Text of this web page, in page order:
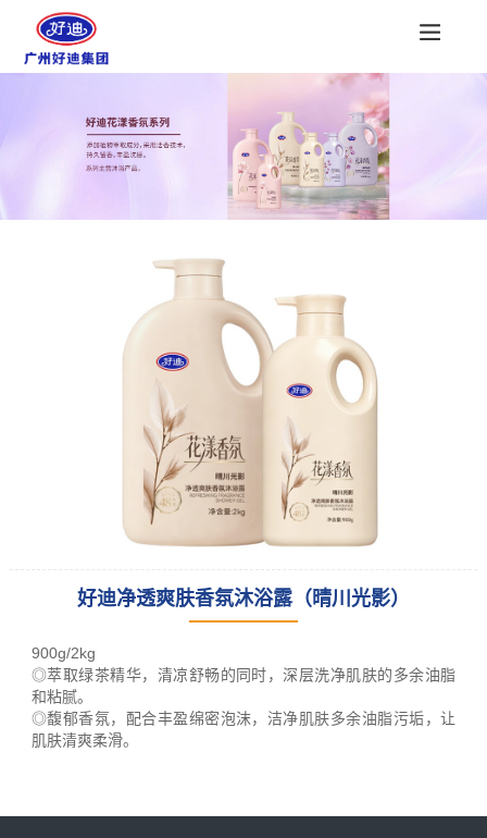
好迪净透爽肤香氛沐浴露（晴川光影）
and provider
900g/2kg
◎萃取绿茶精华，清凉舒畅的同时，深层洗净肌肤的多余油脂
和粘腻。
◎馥郁香氛，配合丰盈绵密泡沫，洁净肌肤多余油脂污垢，让
肌肤清爽柔滑。